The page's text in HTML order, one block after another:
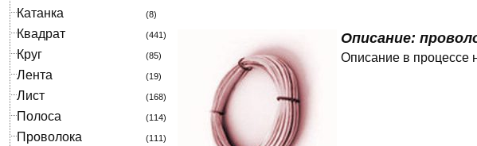
Катанка (8)
Квадрат (441)
Круг (85)
Лента (19)
Лист (168)
Полоса (114)
Проволока (111)
Описание:
Описание в процессе